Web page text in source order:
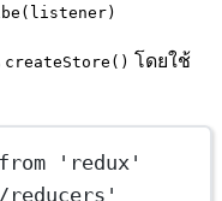
createStore() โดยใช้
from
'redux'